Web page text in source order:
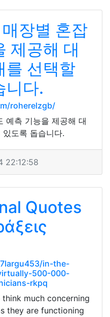
장별 혼잡
제공해 대
를 선택할
니다.
roherelzgb/
예측 기능을 제공해 대
도록 돕습니다.
22:12:58
Quotes
in-the-
500-000-
rkpq
much concerning
they are functioning